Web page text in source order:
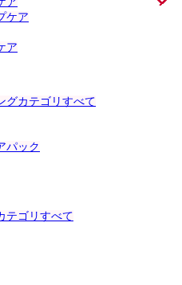
ケア
ア
グカテゴリすべて
パック
テゴリすべて